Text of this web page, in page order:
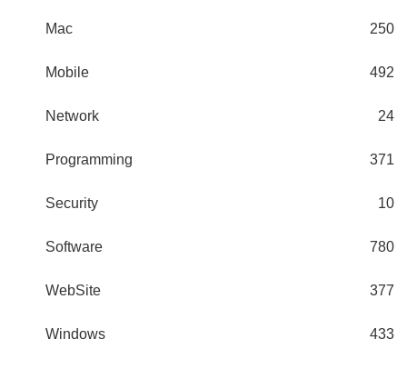
Mac 250
Mobile 492
Network 24
Programming 371
Security 10
Software 780
WebSite 377
Windows 433